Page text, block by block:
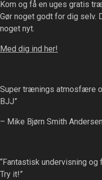
Kom og få en uges gratis
Gør noget godt for dig selv.
noget nyt.
Med dig ind her!
Super trænings atmosfære
BJJ”
– Mike Bjørn Smith Andersen
“Fantastisk undervisning
Try it!”